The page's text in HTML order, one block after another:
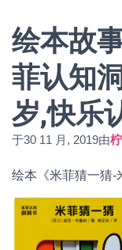
绘本故
菲认知
岁,快乐
于30 11 月, 2019由
绘本《米菲猜一猜-